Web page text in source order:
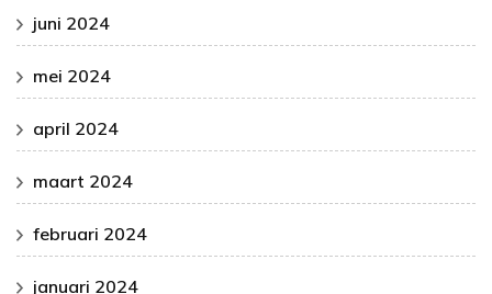
juni 2024
mei 2024
april 2024
maart 2024
februari 2024
januari 2024